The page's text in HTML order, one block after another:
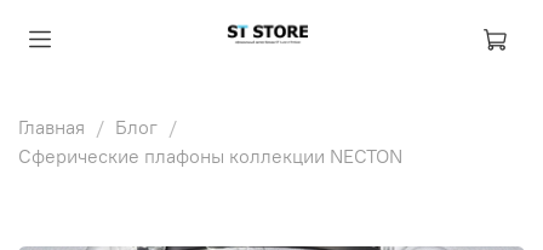
Главная
Блог
Сферические плафоны коллекции NECTON